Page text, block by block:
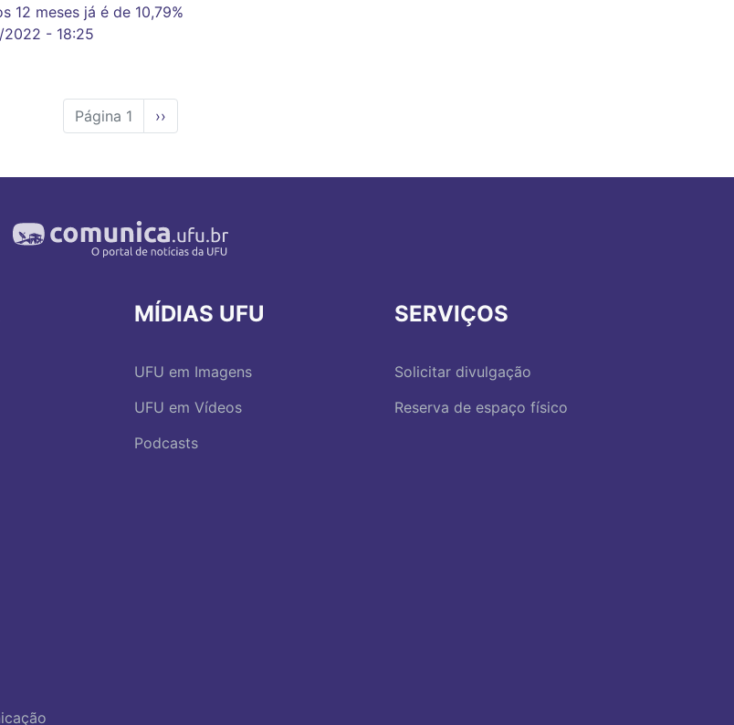
12 meses já é de 10,79%
2022 - 18:25
Página 1
Próxima
página
››
MÍDIAS UFU
UFU em Imagens
UFU em Vídeos
Podcasts
SERVIÇOS
Solicitar divulgação
Reserva de espaço físico